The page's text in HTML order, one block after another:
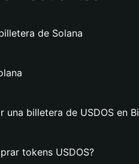
de Solana
una billetera de USDOS en
tokens USDOS?